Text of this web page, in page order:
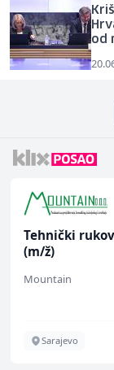
od
Tehnički
(m/ž)
Mountain
Sarajevo